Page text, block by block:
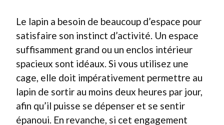
Le lapin a besoin de beaucoup d’espace pour
satisfaire son instinct d’activité. Un espace
suffisamment grand ou un enclos intérieur
spacieux sont idéaux. Si vous utilisez une
cage, elle doit impérativement permettre au
lapin de sortir au moins deux heures par jour,
afin qu’il puisse se dépenser et se sentir
épanoui. En revanche, si cet engagement